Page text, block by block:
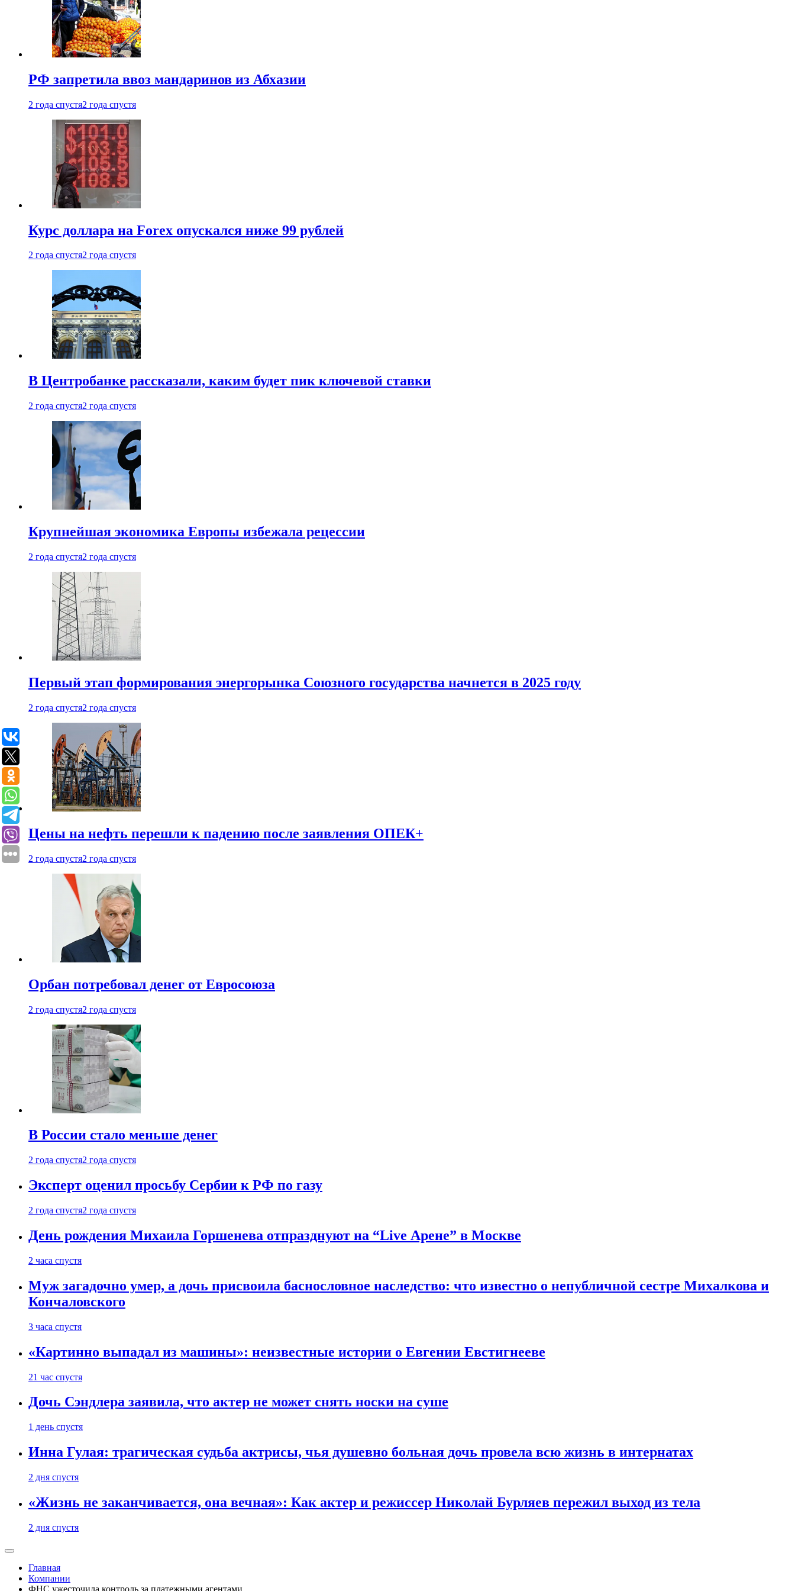
РФ запретила ввоз мандаринов из Абхазии
2 года спустя2 года спустя
Курс доллара на Forex опускался ниже 99 рублей
2 года спустя2 года спустя
В Центробанке рассказали, каким будет пик ключевой ставки
2 года спустя2 года спустя
Крупнейшая экономика Европы избежала рецессии
2 года спустя2 года спустя
Первый этап формирования энергорынка Союзного государства начнется в 2025 году
2 года спустя2 года спустя
Цены на нефть перешли к падению после заявления ОПЕК+
2 года спустя2 года спустя
Орбан потребовал денег от Евросоюза
2 года спустя2 года спустя
В России стало меньше денег
2 года спустя2 года спустя
Эксперт оценил просьбу Сербии к РФ по газу
2 года спустя2 года спустя
День рождения Михаила Горшенева отпразднуют на “Live Арене” в Москве
2 часа спустя
Муж загадочно умер, а дочь присвоила баснословное наследство: что известно о непубличной сестре Михалкова и
Кончаловского
3 часа спустя
«Картинно выпадал из машины»: неизвестные истории о Евгении Евстигнееве
21 час спустя
Дочь Сэндлера заявила, что актер не может снять носки на суше
1 день спустя
Инна Гулая: трагическая судьба актрисы, чья душевно больная дочь провела всю жизнь в интернатах
2 дня спустя
«Жизнь не заканчивается, она вечная»: Как актер и режиссер Николай Бурляев пережил выход из тела
2 дня спустя
Главная
Компании
ФНС ужесточила контроль за платежными агентами